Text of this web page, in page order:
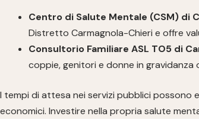
Centro di Salute Mentale (CSM) di
Distretto Carmagnola-Chieri e offre
Consultorio Familiare ASL TO5 di
coppie, genitori e donne in
I tempi di attesa nei servizi pubblici possono
economici. Investire nella propria salute